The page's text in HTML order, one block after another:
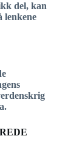
del, kan
lenkene